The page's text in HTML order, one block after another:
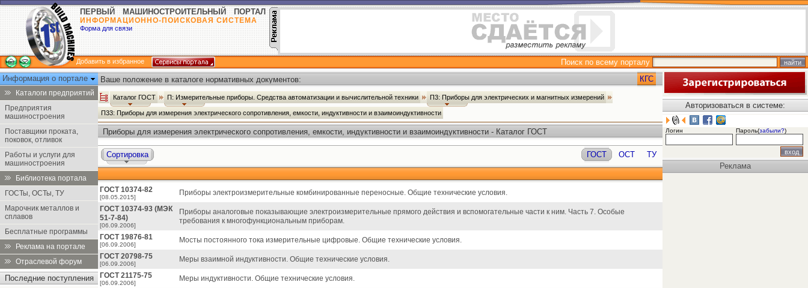
ПЕРВЫЙ МАШИНОСТРОИТЕЛЬНЫЙ ПОРТАЛ
ИНФОРМАЦИОННО-ПОИСКОВАЯ СИСТЕМА
Форма для связи
Добавить в избранное
Поиск по всему порталу
Информация о портале
Каталоги предприятий
Предприятия
машиностроения
Поставщики проката,
поковок, отливок
Работы и услуги для
машиностроения
Библиотека портала
ГОСТы, ОСТы, ТУ
Марочник металлов и
сплавов
Бесплатные программы
Реклама на портале
Отраслевой форум
Последние поступления
Ваше положение в каталоге нормативных документов: КГС
Каталог ГОСТ П: Измерительные приборы. Средства автоматизации и вычислительной техники П3: Приборы для электрических и магнитных измерений
П33: Приборы для измерения электрического сопротивления, емкости, индуктивности и взаимоиндуктивности
Приборы для измерения электрического сопротивления, емкости, индуктивности и взаимоиндуктивности - Каталог ГОСТ
Сортировка ГОСТ ОСТ ТУ
ГОСТ 10374-82
[08.05.2015]
Приборы электроизмерительные комбинированные переносные. Общие технические условия.
ГОСТ 10374-93 (МЭК
51-7-84)
[06.09.2006]
Приборы аналоговые показывающие электроизмерительные прямого действия и вспомогательные части к ним. Часть 7. Особые
требования к многофункциональным приборам.
ГОСТ 19876-81
[06.09.2006]
Мосты постоянного тока измерительные цифровые. Общие технические условия.
ГОСТ 20798-75
[06.09.2006]
Меры взаимной индуктивности. Общие технические условия.
ГОСТ 21175-75
[06.09.2006]
Меры индуктивности. Общие технические условия.
Авторизоваться в системе:
Логин Пароль(забыли?)
Реклама